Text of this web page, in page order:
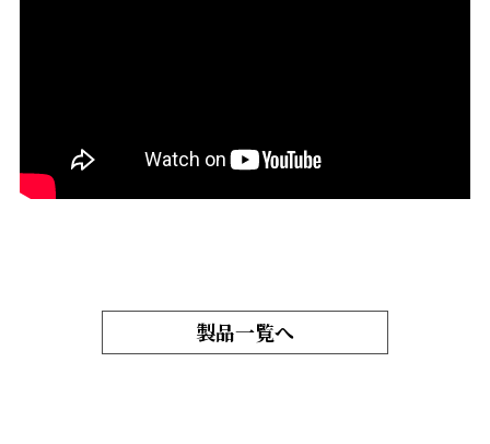
製品一覧へ